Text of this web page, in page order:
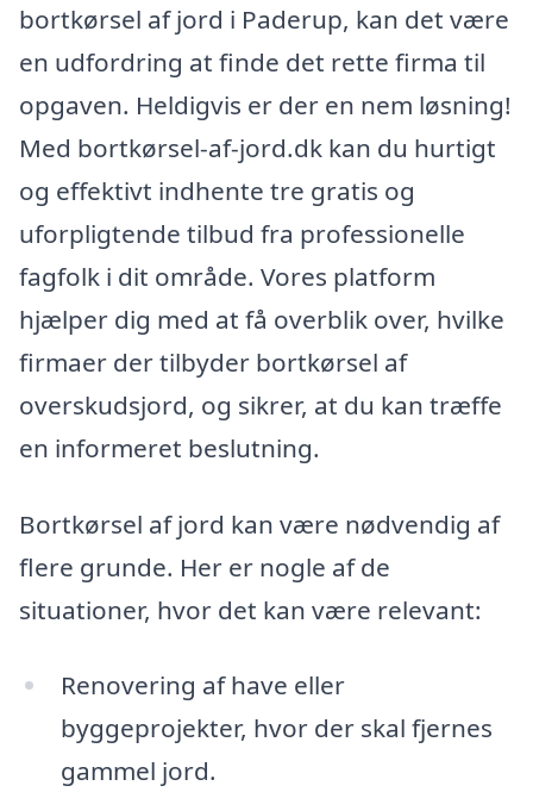
bortkørsel af jord i Paderup, kan det være
en udfordring at finde det rette firma til
opgaven. Heldigvis er der en nem løsning!
Med bortkørsel-af-jord.dk kan du hurtigt
og effektivt indhente tre gratis og
uforpligtende tilbud fra professionelle
fagfolk i dit område. Vores platform
hjælper dig med at få overblik over, hvilke
firmaer der tilbyder bortkørsel af
overskudsjord, og sikrer, at du kan træffe
en informeret beslutning.
Bortkørsel af jord kan være nødvendig af
flere grunde. Her er nogle af de
situationer, hvor det kan være relevant:
Renovering af have eller
byggeprojekter, hvor der skal fjernes
gammel jord.